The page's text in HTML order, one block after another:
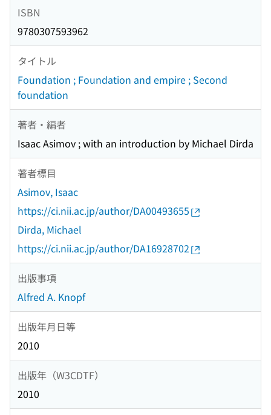
ISBN
9780307593962
タイトル
Foundation ; Foundation and empire ; Second
foundation
著者・編者
Isaac Asimov ; with an introduction by Michael Dirda
著者標目
Asimov, Isaac
https://ci.nii.ac.jp/author/DA00493655
Dirda, Michael
https://ci.nii.ac.jp/author/DA16928702
出版事項
Alfred A. Knopf
出版年月日等
2010
出版年（W3CDTF）
2010